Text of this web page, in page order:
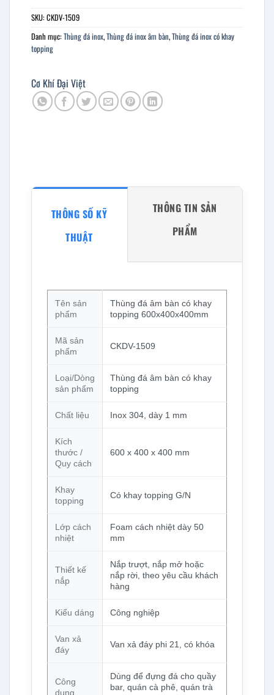
SKU:CKDV-1509
Danh mục:Thùng đá inox,Thùng đá inox âm bàn,Thùng đá inox có khay
topping
Cơ Khí Đại Việt
THÔNG SỐ KỸ
THUẬT
THÔNG TIN SẢN
PHẨM
Tên sản
phẩm
Thùng đá âm bàn có khay
topping 600x400x400mm
Mã sản
phẩm
CKDV-1509
Loại/Dòng
sản phẩm
Thùng đá âm bàn có khay
topping
Chất liệu Inox 304, dày 1 mm
Kích
thước /
Quy cách
600 x 400 x 400 mm
Khay
topping
Có khay topping G/N
Lớp cách
nhiệt
Foam cách nhiệt dày 50
mm
Thiết kế
nắp
Nắp trượt, nắp mở hoặc
nắp rời, theo yêu cầu khách
hàng
Kiểu dáng Công nghiệp
Van xả
đáy
Van xả đáy phi 21, có khóa
Công
dụng
Dùng để đựng đá cho quầy
bar, quán cà phê, quán trà